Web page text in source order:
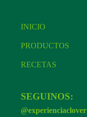
INICIO
PRODUCTOS
RECETAS
SEGUINOS:
@experienciaclover